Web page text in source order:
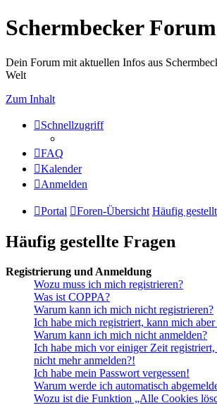
Schermbecker Forum
Dein Forum mit aktuellen Infos aus
Welt
Zum Inhalt
Schnellzugriff
FAQ
Kalender
Anmelden
Portal Foren-Übersicht Häufig
Häufig gestellte Fragen
Registrierung und Anmeldung
Wozu muss ich mich registrieren?
Was ist COPPA?
Warum kann ich mich nicht registrieren?
Ich habe mich registriert, kann mich
Warum kann ich mich nicht anmelden?
Ich habe mich vor einiger Zeit
nicht mehr anmelden?!
Ich habe mein Passwort vergessen!
Warum werde ich automatisch
Wozu ist die Funktion „Alle Cookies